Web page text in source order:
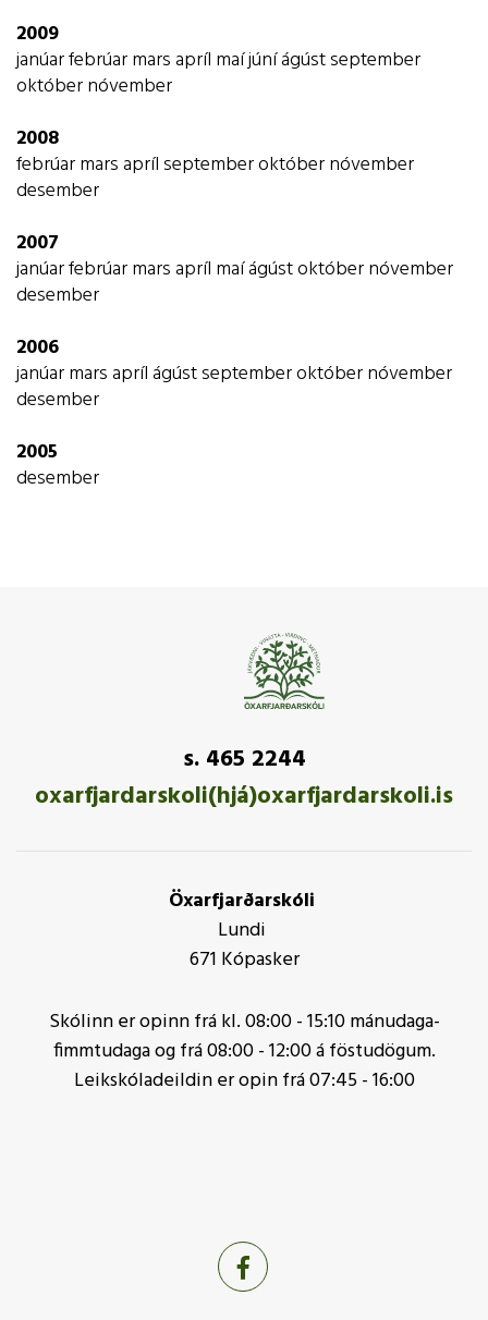
2009
janúarfebrúarmarsapríl maíjúníágústseptember
októbernóvember
2008
febrúarmarsaprílseptemberoktóbernóvember
desember
2007
janúarfebrúarmarsapríl maíágústoktóbernóvember
desember
2006
janúarmarsaprílágústseptemberoktóbernóvember
desember
2005
desember
s. 465 2244
oxarfjardarskoli(hjá)oxarfjardarskoli.is
Öxarfjarðarskóli
Lundi
671 Kópasker
Skólinn er opinn frá kl. 08:00 - 15:10 mánudaga-
fimmtudaga og frá 08:00 - 12:00 á föstudögum.
Leikskóladeildin er opin frá 07:45 - 16:00